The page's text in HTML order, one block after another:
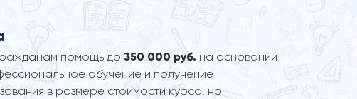
помощь до 350 000 руб. на основании
обучение и получение
в размере стоимости курса, но